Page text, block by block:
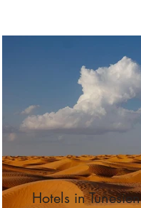
Hotels in Tunesien